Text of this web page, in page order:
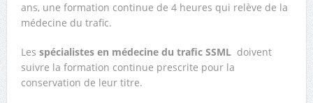
ans, une formation continue de 4 heures qui relève de la
médecine du trafic.
Les spécialistes en médecine du trafic SSMLdoivent
suivre la formation continue prescrite pour la
conservation de leur titre.